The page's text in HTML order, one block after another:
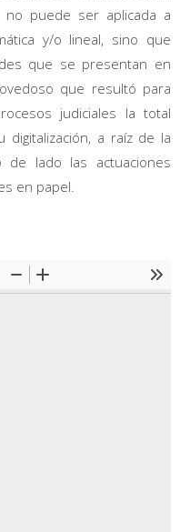
no puede ser aplicada a
y/o lineal, sino que
que se presentan en
que resultó para
judiciales la total
digitalización, a raíz de la
de lado las actuaciones
en papel.